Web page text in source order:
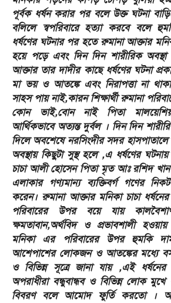
পূর্বক ধর্ষন করার পর বলে উক্ত ঘটনা
বলিলে স্বপরিবারে হত্যা করবে বলে
ধর্ষণের ঘটনার পর হতে রুমানা আক্তার
হয়ে পড়ে এবং দিন দিন শারীরিক
আক্তার তার দাদীর কাছে ধর্ষণের ঘটনা
মা ভয় ও আতঙ্কে এবং নিরাপত্তা না
সাহস পায় নাই,কারন শিক্ষার্থী রুমানা
কোন ভাই,বোন নাই পিতা
আর্থিকভাবে অত্যন্ত দুর্বল । দিন দিন
দিলে অবশেষে নরসিংদীর সদর হাসপাতালে
অবস্থায় কিছুটা সুস্থ হলে ,এ ধর্ষণের
চাচা আলী হোসেন পিতা মৃত আঃ রশিদ খান
এলাকার গণ্যমান্য ব্যক্তিবর্গ গণের
করেন। রুমানা আক্তার মনিকা চাচা
পরিবারের উপর বয়ে যায়
ক্ষমতাবান,অর্থবিদ ও প্রভাবশালী
মনিকা এর পরিবারের উপর হুমকি
আশেপাশের লোকজন ও আতঙ্কের মধ্যে
ও বিভিন্ন সূত্রে জানা যায় ,এই
অপরাধীরা বন্ধুবান্ধব ও বিভিন্ন লোক মুখে
বিবরণ বলে আমোদ ফুর্তি করতো ।